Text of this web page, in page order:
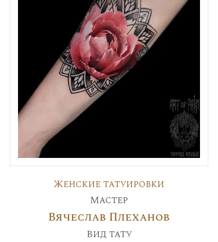
Женские татуировки
Мастер
Вячеслав Плеханов
Вид тату